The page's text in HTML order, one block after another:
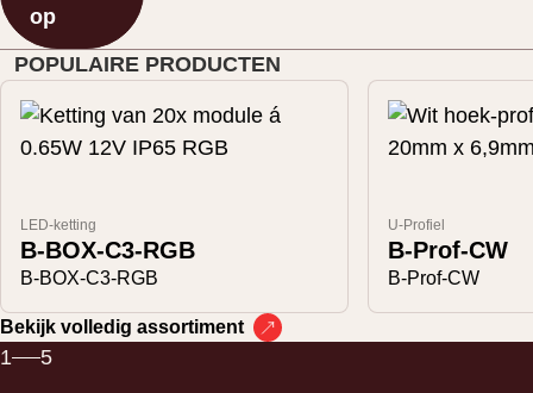
op
POPULAIRE PRODUCTEN
LED-ketting
B-BOX-C3-RGB
B-BOX-C3-RGB
U-Profiel
B-Prof-CW
B-Prof-CW
Bekijk volledig assortiment
1 5